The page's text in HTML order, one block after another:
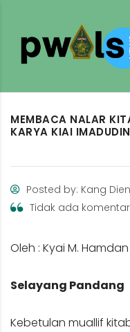
MEMBACA NALAR
KARYA KIAI
Posted by: Kang
Tidak ada komentar
Oleh : Kyai M.
Selayang Pandang
Kebetulan muallif